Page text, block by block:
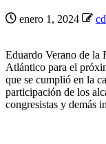
enero 1, 2024
Eduardo Verano de la
Atlántico para el
que se cumplió en la
participación de los
congresistas y demás